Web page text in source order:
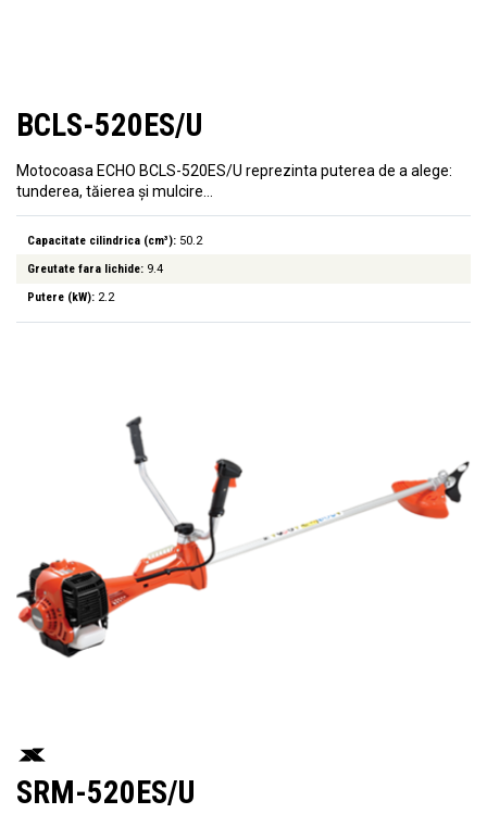
BCLS-520ES/U
Motocoasa ECHO BCLS-520ES/U reprezinta puterea de a alege:
tunderea, tăierea și mulcire…
Capacitate cilindrica (cm³): 50.2
Greutate fara lichide: 9.4
Putere (kW): 2.2
SRM-520ES/U